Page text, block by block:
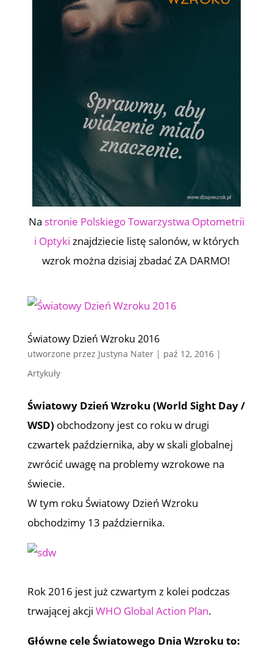
Na stronie Polskiego Towarzystwa Optometrii
i Optyki znajdziecie listę salonów, w których
wzrok można dzisiaj zbadać ZA DARMO!
Światowy Dzień Wzroku 2016
utworzone przez Justyna Nater| paź 12, 2016|
Artykuły
Światowy Dzień Wzroku (World Sight Day /
WSD) obchodzony jest co roku w drugi
czwartek października, aby w skali globalnej
zwrócić uwagę na problemy wzrokowe na
świecie.
W tym roku Światowy Dzień Wzroku
obchodzimy 13 października.
Rok 2016 jest już czwartym z kolei podczas
trwającej akcji WHO Global Action Plan.
Główne cele Światowego Dnia Wzroku to: